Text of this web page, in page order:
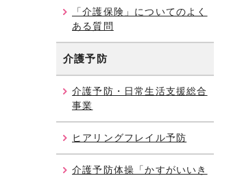
「介護保険」についてのよく
ある質問
介護予防
介護予防・日常生活支援総合
事業
ヒアリングフレイル予防
介護予防体操「かすがいいき